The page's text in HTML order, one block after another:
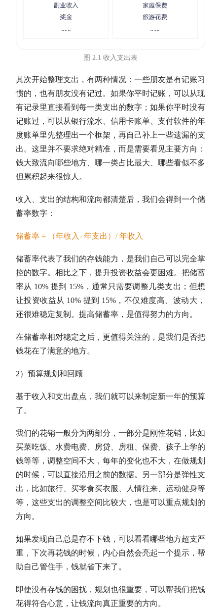
图 2.1 收入支出表
其次开始整理支出，有两种情况：一些朋友是有记账习
惯的，也有朋友没有记过。如果你平时记账，可以从现
有记录里直接看到每一类支出的数字；如果你平时没有
记账过，可以从银行流水、信用卡账单、支付软件的年
度账单里先整理出一个框架，再自己补上一些遗漏的支
出。这里并不要求绝对精准，而是需要看见主要方向：
钱大致流向哪些地方、哪一类占比最大、哪些看似不多
但累积起来很惊人。
收入、支出的结构和流向都清楚后，我们会得到一个储
蓄率数字：
储蓄率 = （年收入- 年支出）/ 年收入
储蓄率代表了我们的存钱能力，是我们自己可以完全掌
控的数字。相比之下，提升投资收益会更困难。把储蓄
率从 10% 提到 15%，通常只需要调整几类支出；但想
让投资收益从 10% 提到 15%，不仅难度高、波动大，
还很难稳定复制。提高储蓄率，是值得努力的方向。
在储蓄率相对稳定之后，更值得关注的，是我们是否把
钱花在了满意的地方。
2）预算规划和回顾
基于收入和支出盘点，我们就可以来制定新一年的预算
了。
我们的花销一般分为两部分，一部分是刚性花销，比如
买菜吃饭、水费电费、房贷、房租、保费、孩子上学的
钱等等，调整空间不大，每年的变化也不大，在做规划
的时候，可以直接沿用之前的数据。另一部分是弹性支
出，比如旅行、买零食买衣服、人情往来、运动健身等
等，这些支出的调整空间比较大，也是可以重点规划的
方向。
如果发现自己总是存不下钱，可以看看哪些地方超支严
重，下次再花钱的时候，内心自然会亮起一个提示，帮
助自己管住手，钱就省下来了。
即使没有存钱的困扰，规划也很重要，可以帮我们把钱
花得符合心意，让钱流向真正重要的方向。